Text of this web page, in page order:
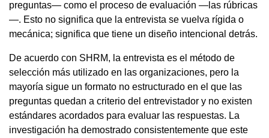
preguntas— como el proceso de evaluación —las rúbricas
—. Esto no significa que la entrevista se vuelva rígida o
mecánica; significa que tiene un diseño intencional detrás.
De acuerdo con SHRM, la entrevista es el método de
selección más utilizado en las organizaciones, pero la
mayoría sigue un formato no estructurado en el que las
preguntas quedan a criterio del entrevistador y no existen
estándares acordados para evaluar las respuestas. La
investigación ha demostrado consistentemente que este